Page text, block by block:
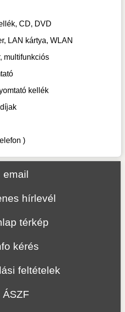
CD, DVD
LAN kártya, WLAN
multifunkciós
kellék
)
email
hírlevél
térkép
kérés
feltételek
ÁSZF